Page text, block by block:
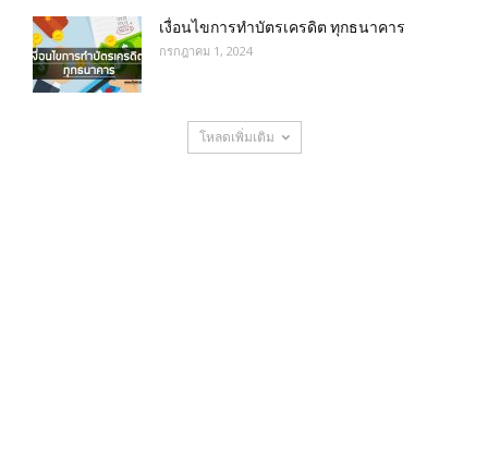
เงื่อนไขการทําบัตรเครดิต ทุกธนาคาร
กรกฎาคม 1, 2024
โหลดเพิ่มเติม